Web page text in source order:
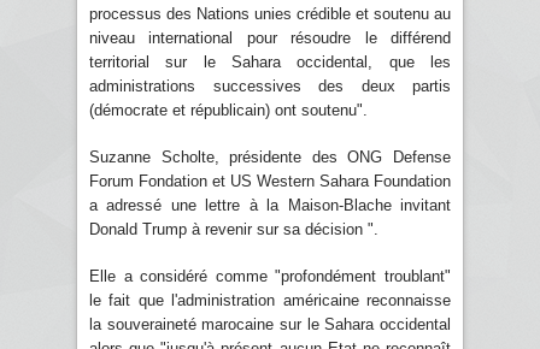
processus des Nations unies crédible et soutenu au
niveau international pour résoudre le différend
territorial sur le Sahara occidental, que les
administrations successives des deux partis
(démocrate et républicain) ont soutenu".
Suzanne Scholte, présidente des ONG Defense
Forum Fondation et US Western Sahara Foundation
a adressé une lettre à la Maison-Blache invitant
Donald Trump à revenir sur sa décision ".
Elle a considéré comme "profondément troublant"
le fait que l'administration américaine reconnaisse
la souveraineté marocaine sur le Sahara occidental